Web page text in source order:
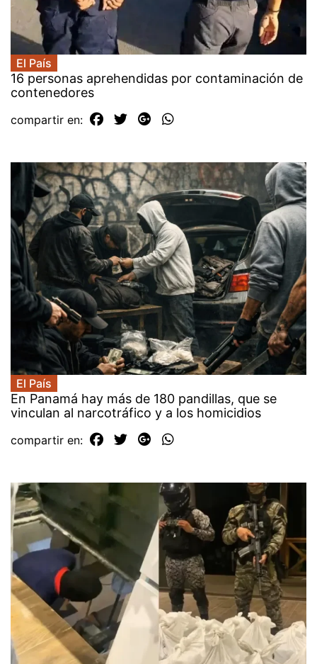
El País
16 personas aprehendidas por contaminación de
contenedores
compartir en:
El País
En Panamá hay más de 180 pandillas, que se
vinculan al narcotráfico y a los homicidios
compartir en: